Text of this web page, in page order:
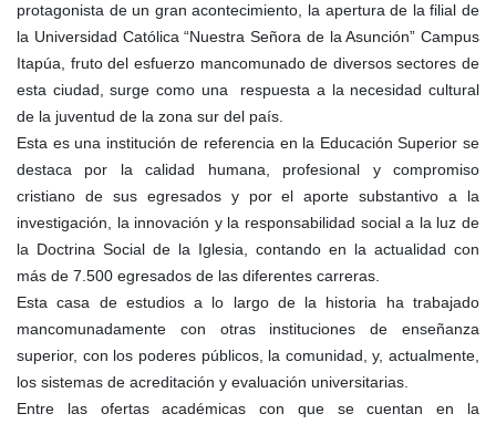
protagonista de un gran acontecimiento, la apertura de la filial de
la Universidad Católica “Nuestra Señora de la Asunción” Campus
Itapúa, fruto del esfuerzo mancomunado de diversos sectores de
esta ciudad, surge como una respuesta a la necesidad cultural
de la juventud de la zona sur del país.
Esta es una institución de referencia en la Educación Superior se
destaca por la calidad humana, profesional y compromiso
cristiano de sus egresados y por el aporte substantivo a la
investigación, la innovación y la responsabilidad social a la luz de
la Doctrina Social de la Iglesia, contando en la actualidad con
más de 7.500 egresados de las diferentes carreras.
Esta casa de estudios a lo largo de la historia ha trabajado
mancomunadamente con otras instituciones de enseñanza
superior, con los poderes públicos, la comunidad, y, actualmente,
los sistemas de acreditación y evaluación universitarias.
Entre las ofertas académicas con que se cuentan en la